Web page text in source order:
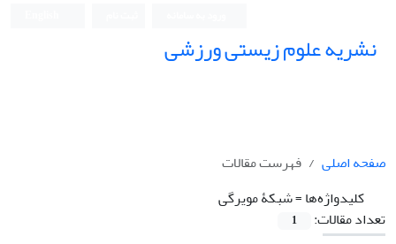
نشریه علوم زیستی ورزشی
صفحه اصلی
فهرست مقالات
کلیدواژه‌ها =شبکۀ مویرگی
تعداد مقالات:
1